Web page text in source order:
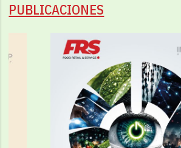
PUBLICACIONES